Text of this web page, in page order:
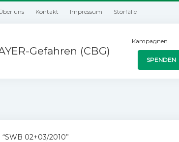
uns Kontakt Impressum Störfälle
Gefahren (CBG)
Kampagnen
SPENDEN
02+03/2010”